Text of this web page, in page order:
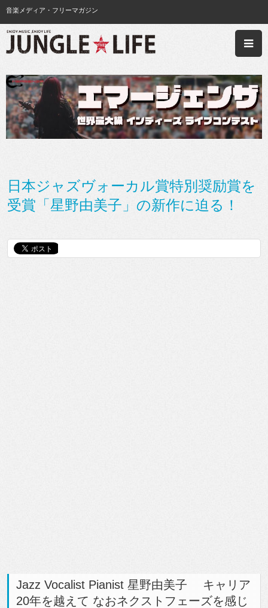
音楽メディア・フリーマガジン
日本ジャズヴォーカル賞特別奨励賞を
受賞「星野由美子」の新作に迫る！
Jazz Vocalist Pianist 星野由美子 キャリア
20年を越えて なおネクストフェーズを感じ